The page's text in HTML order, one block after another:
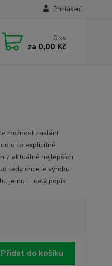
Přihlášení
0 ks
za 0,00 Kč
možnost zaslání
o to explicitně
z aktuálně nejlepších
tedy chcete výrobu
je nut... celý popis
Přidat do košíku